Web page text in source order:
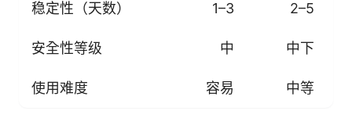
稳定性（天数） 1–3 2–5
安全性等级 中 中下
使用难度 容易 中等